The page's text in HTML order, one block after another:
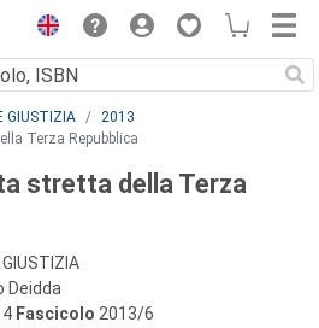
GIUSTIZIA
2013
Terza Repubblica
stretta della Terza
Deidda
Fascicolo 2013/6